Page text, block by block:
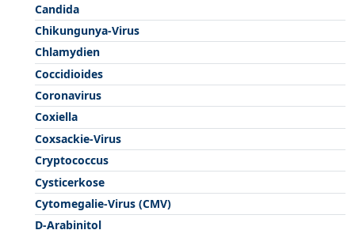
Candida
Chikungunya-Virus
Chlamydien
Coccidioides
Coronavirus
Coxiella
Coxsackie-Virus
Cryptococcus
Cysticerkose
Cytomegalie-Virus (CMV)
D-Arabinitol